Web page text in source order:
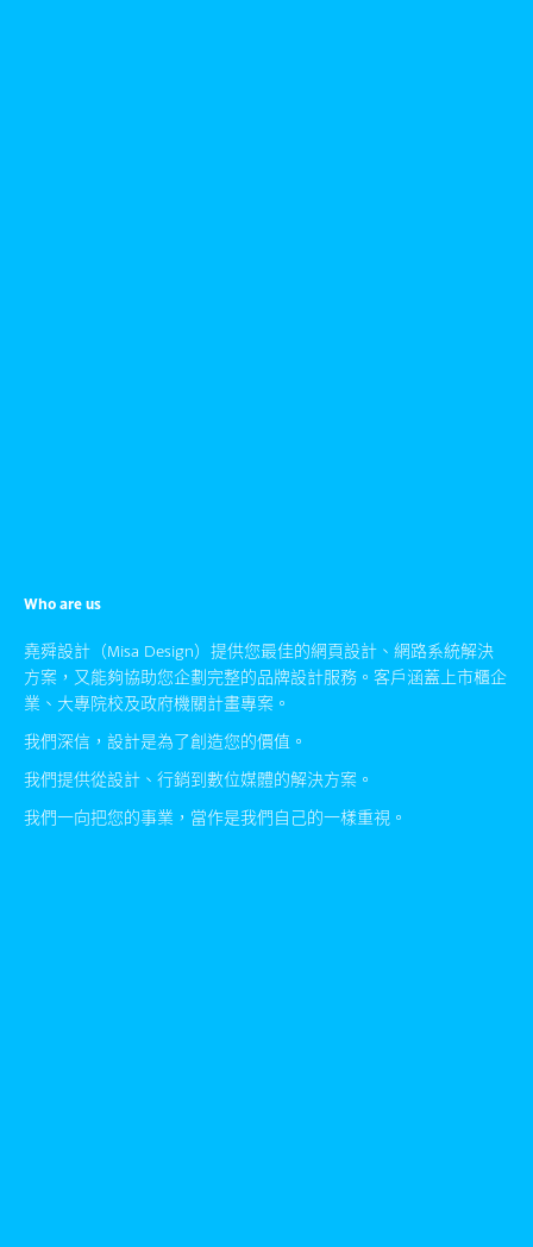
Who are us
堯舜設計（Misa Design）提供您最佳的網頁設計、網路系統解決
方案，又能夠協助您企劃完整的品牌設計服務。客戶涵蓋上市櫃企
業、大專院校及政府機關計畫專案。
我們深信，設計是為了創造您的價值。
我們提供從設計、行銷到數位媒體的解決方案。
我們一向把您的事業，當作是我們自己的一樣重視。